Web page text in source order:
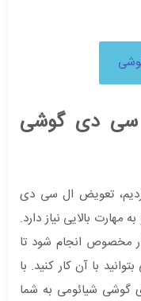
سی دی گوشی
تعویض ال سی دی
بالایی نیاز دارد.
مخصوص انجام شود تا
با آن کار کنید. با
شیائومی به شما